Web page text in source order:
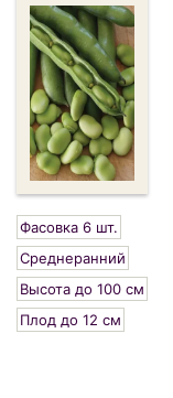
Фасовка 6 шт.
Среднеранний
Высота до 100 см
Плод до 12 см